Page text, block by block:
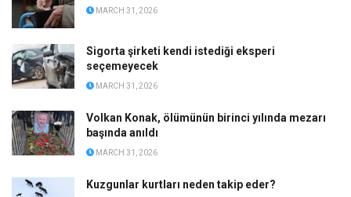
MARCH 31, 2026
Sigorta şirketi kendi istediği eksperi
seçemeyecek
MARCH 31, 2026
Volkan Konak, ölümünün birinci yılında mezarı
başında anıldı
MARCH 31, 2026
Kuzgunlar kurtları neden takip eder?